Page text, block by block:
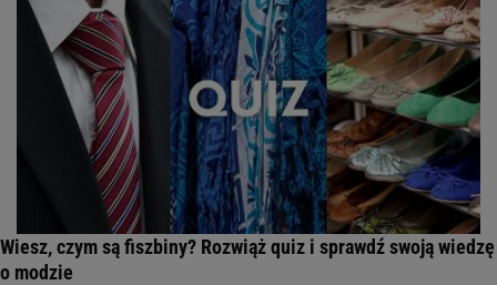
Wiesz, czym są fiszbiny? Rozwiąż quiz i sprawdź swoją wiedzę
o modzie